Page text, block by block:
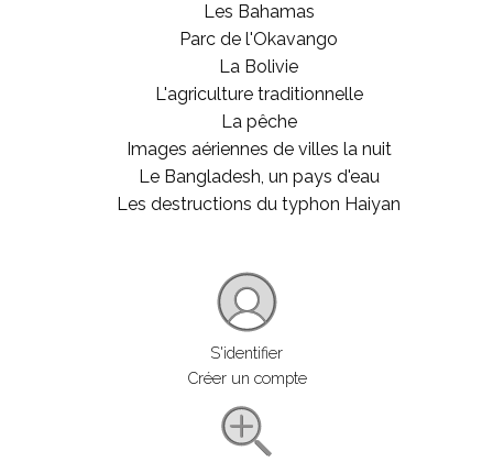
Les Bahamas
Parc de l'Okavango
La Bolivie
L'agriculture traditionnelle
La pêche
Images aériennes de villes la nuit
Le Bangladesh, un pays d'eau
Les destructions du typhon Haiyan
S'identifier
Créer un compte